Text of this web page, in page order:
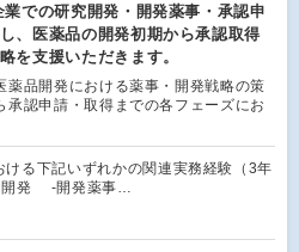
での研究開発・開発薬事・承認申
、医薬品の開発初期から承認取得
を支援いただきます。
薬品開発における薬事・開発戦略の策
承認申請・取得までの各フェーズにお
ける下記いずれかの関連実務経験（3年
発 -開発薬事…